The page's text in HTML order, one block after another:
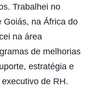
Trabalhei no
Goiás, na África do
na área
de melhorias
estratégia e
de RH.